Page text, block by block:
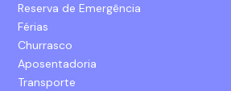
Reserva de Emergência
Férias
Churrasco
Aposentadoria
Transporte